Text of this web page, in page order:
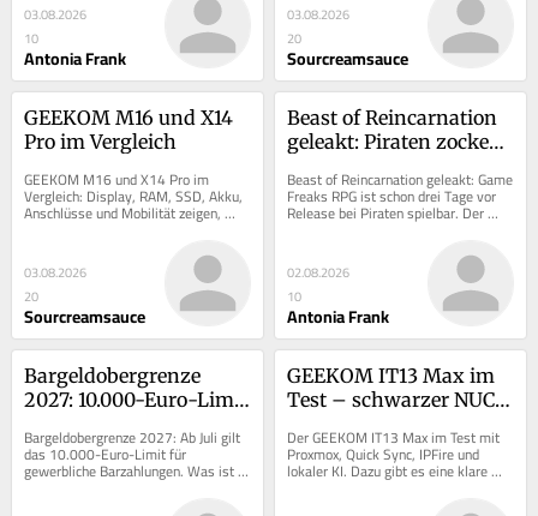
03.08.2026
10
Antonia Frank
03.08.2026
20
Sourcreamsauce
GEEKOM M16 und X14
Pro im Vergleich
GEEKOM M16 und X14 Pro im
Vergleich: Display, RAM, SSD, Akku,
Anschlüsse und Mobilität zeigen,
welches Notebook besser passt.
03.08.2026
20
Sourcreamsauce
Beast of Reincarnation
geleakt: Piraten zocken
drei Tage vor Release
Beast of Reincarnation geleakt: Game
Freaks RPG ist schon drei Tage vor
Release bei Piraten spielbar. Der
Ursprung des Leaks bleibt unklar.
02.08.2026
10
Antonia Frank
Bargeldobergrenze
2027: 10.000-Euro-Limit
alle
Bargeldobergrenze 2027: Ab Juli gilt
das 10.000-Euro-Limit für
gewerbliche Barzahlungen. Was ist
für Händler und Privatpersonen zu
GEEKOM IT13 Max im
Test – schwarzer NUC
KI
Der GEEKOM IT13 Max im Test mit
Proxmox, Quick Sync, IPFire und
lokaler KI. Dazu gibt es eine klare
Barebone-Empfehlung.